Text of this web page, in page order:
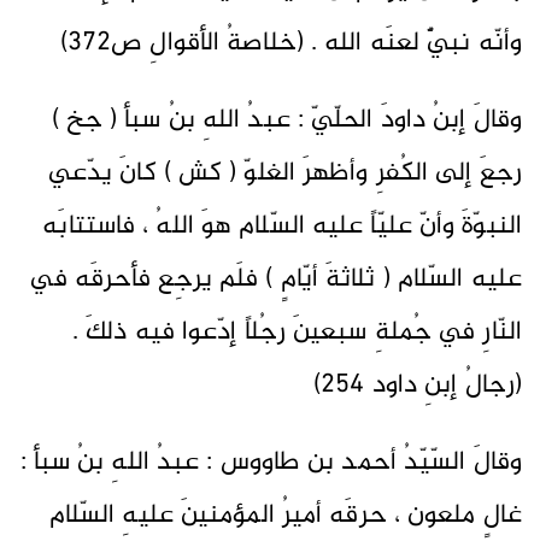
وأنّه نبيٌّ لعنَه الله . (خلاصةُ الأقوالِ ص372)
وقالَ إبنُ داودَ الحلّيّ : عبدُ اللهِ بنُ سبأ ( جخ )
رجعَ إلى الكُفرِ وأظهرَ الغلوّ ( كش ) كانَ يدّعي
النبوّةَ وأنّ عليّاً عليه السّلام هوَ اللهُ ، فاستتابَه
عليه السّلام ( ثلاثةَ أيّامٍ ) فلَم يرجِع فأحرقَه في
النّارِ في جُملةِ سبعينَ رجُلاً إدّعوا فيه ذلكَ .
(رجالُ إبنِ داود 254)
وقالَ السّيّدُ أحمد بن طاووس : عبدُ اللهِ بنُ سبأ :
غالٍ ملعون ، حرقَه أميرُ المؤمنينَ عليهِ السّلام